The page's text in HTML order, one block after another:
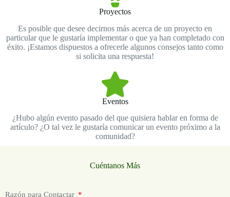
Proyectos
Es posible que desee decirnos más acerca de un proyecto en
particular que le gustaría implementar o que ya han completado con
éxito. ¡Estamos dispuestos a ofrecerle algunos consejos tanto como
si solicita una respuesta!
Eventos
¿Hubo algún evento pasado del que quisiera hablar en forma de
artículo? ¿O tal vez le gustaría comunicar un evento próximo a la
comunidad?
Cuéntanos Más
Razón para Contactar